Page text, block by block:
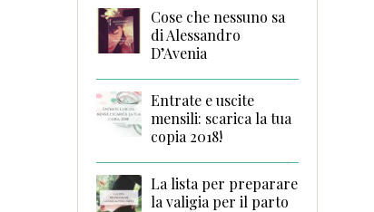
Cose che nessuno sa
di Alessandro
D’Avenia
Entrate e uscite
mensili: scarica la tua
copia 2018!
La lista per preparare
la valigia per il parto